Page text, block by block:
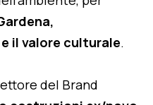
il valore culturale.
del Brand